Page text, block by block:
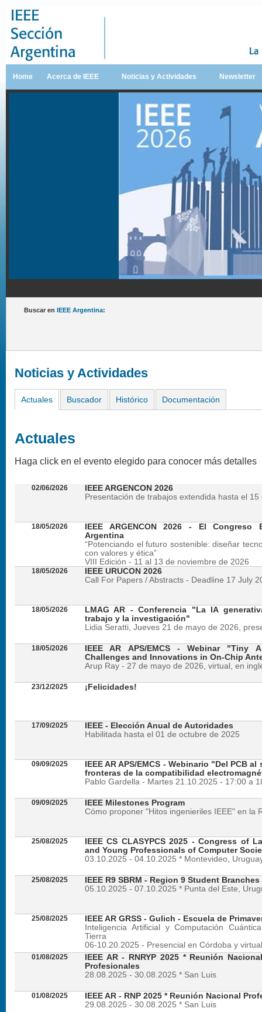
Home Acerca de IEEE Noticias y Actividades Newsletter
Buscar en IEEE Argentina:
Noticias y Actividades
Actuales Buscador Histórico Documentación
Actuales
Haga click en el evento elegido para conocer más detalles
02/06/2026
IEEE ARGENCON 2026
Presentación de trabajos extendida hasta el 15
18/05/2026
IEEE ARGENCON 2026 - El
Argentina
“Potenciando el futuro sostenible: diseñar
con valores y ética”
VIII Edición - 11 al 13 de noviembre de 2026
18/05/2026
IEEE URUCON 2026
Call For Papers / Abstracts - Deadline 17 July
18/05/2026
LMAG AR - Conferencia "La IA
trabajo y la investigación"
Lidia Seratti, Jueves 21 de mayo de 2026,
18/05/2026
IEEE AR APS/EMCS - Webinar "Tiny
Challenges and Innovations in On-Chip
Arup Ray - 27 de mayo de 2026, virtual, en
23/12/2025 ¡Felicidades!
17/09/2025
IEEE - Elección Anual de Autoridades
Habilitada hasta el 01 de octubre de 2025
09/09/2025
IEEE AR APS/EMCS - Webinario "Del PCB
fronteras de la compatibilidad
Pablo Gardella - Martes 21.10.2025 - 17:00 a
09/09/2025
IEEE Milestones Program
Cómo proponer "Hitos ingenieriles IEEE" en la
25/08/2025
IEEE CS CLASYPCS 2025 - Congress of
and Young Professionals of Computer
03.10.2025 - 04.10.2025 * Montevideo,
25/08/2025
IEEE R9 SBRM - Region 9 Student
05.10.2025 - 07.10.2025 * Punta del Este,
25/08/2025
IEEE AR GRSS - Gulich - Escuela de
Inteligencia Artificial y Computación
Tierra
06-10.20.2025 - Presencial en Córdoba y virtual
01/08/2025
IEEE AR - RNRYP 2025 * Reunión
Profesionales
28.08.2025 - 30.08.2025 * San Luis
01/08/2025
IEEE AR - RNP 2025 * Reunión Nacional
29.08.2025 - 30.08.2025 * San Luis